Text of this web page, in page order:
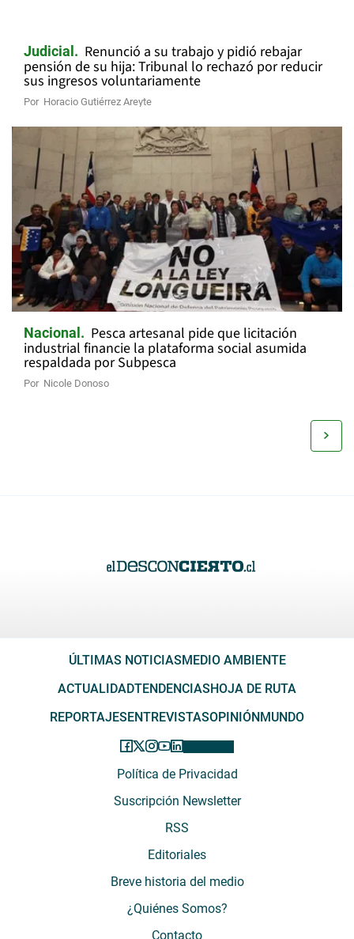
Judicial Renunció a su trabajo y pidió rebajar
pensión de su hija: Tribunal lo rechazó por reducir
sus ingresos voluntariamente
Por Horacio Gutiérrez Areyte
Nacional Pesca artesanal pide que licitación
industrial financie la plataforma social asumida
respaldada por Subpesca
Por Nicole Donoso
ÚLTIMAS NOTICIASMEDIO AMBIENTE
ACTUALIDADTENDENCIASHOJA DE RUTA
REPORTAJESENTREVISTASOPINIÓNMUNDO
Política de Privacidad
Suscripción Newsletter
RSS
Editoriales
Breve historia del medio
¿Quiénes Somos?
Contacto